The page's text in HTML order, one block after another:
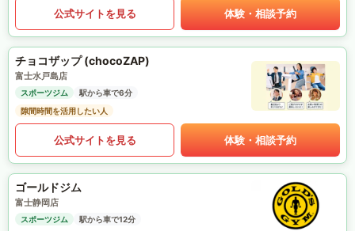
公式サイトを見る 体験・相談予約
チョコザップ (chocoZAP)
富士水戸島店
スポーツジム
駅から車で6分
隙間時間を活用したい人
公式サイトを見る 体験・相談予約
ゴールドジム
富士静岡店
スポーツジム 駅から車で12分